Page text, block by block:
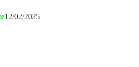
12/02/2025